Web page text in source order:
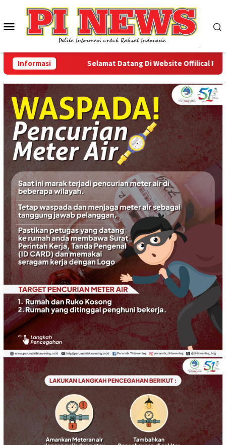
konten
Menu
Mobile
Informasi Selamat Datang Di Website Offilical PI-